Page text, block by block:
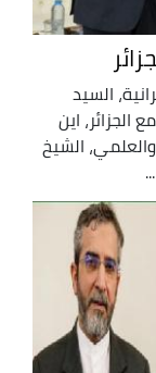
السيد
اين
الشيخ